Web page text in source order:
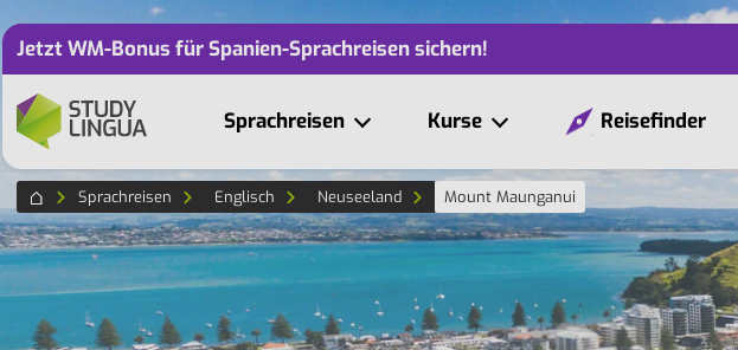
Jetzt WM-Bonus für Spanien-Sprachreisen sichern!
Sprachreisen Kurse Reisefinder
Sprachreisen Englisch Neuseeland Mount Maunganui